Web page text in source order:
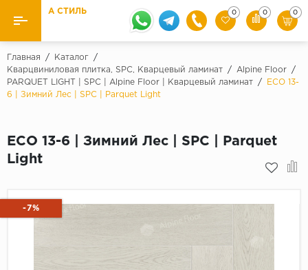
Назад
Ламинат Бренды
Quick Step
31 класс
Ковролин и ковровая плитка
Линолеум
А СТИЛЬ 0 0 0
Главная / Каталог
/
Кварцвиниловая плитка, SPC, Кварцевый ламинат
/ Alpine Floor
/
PARQUET LIGHT | SPC | Alpine Floor | Кварцевый ламинат
/
ECO 13-
6 | Зимний Лес | SPC | Parquet Light
ECO 13-6 | Зимний Лес | SPC | Parquet
Light
-7%